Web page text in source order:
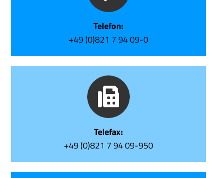
Qualität/Umwelt
Telefon:
+49 (0)821 7 94 09-0
Telefax:
+49 (0)821 7 94 09-950